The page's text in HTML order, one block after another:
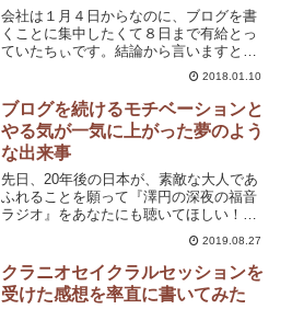
会社は１月４日からなのに、ブログを書
くことに集中したくて８日まで有給とっ
ていたちぃです。結論から言いますと、
有給を取ってまでお正月休みをのばした
のに、やる気がまったく起きず、ベッド
に横になりっぱなしで動く気もおきず、
結果ブログをガンガン更新...
2018.01.10
ブログを続けるモチベーションと
やる気が一気に上がった夢のよう
な出来事
先日、20年後の日本が、素敵な大人であ
ふれることを願って『澤円の深夜の福音
ラジオ』をあなたにも聴いてほしい！っ
て内容のブログを書き、Twitterで紹介し
たらなんと！澤さん本人から感謝のコメ
ントを頂いたうえ、Voicyで”ちぃずむ”に
ついて...
2019.08.27
クラニオセイクラルセッションを
受けた感想を率直に書いてみた